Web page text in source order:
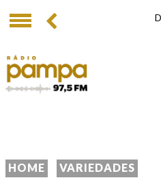
HOME VARIEDADES